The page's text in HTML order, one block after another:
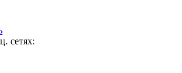
сетях: